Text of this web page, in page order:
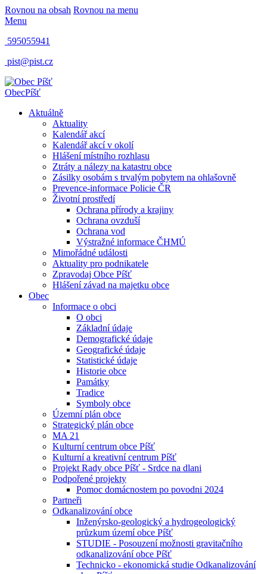
Rovnou na obsah Rovnou na menu
Menu
595055941
pist@pist.cz
ObecPíšť
Aktuálně
Aktuality
Kalendář akcí
Kalendář akcí v okolí
Hlášení místního rozhlasu
Ztráty a nálezy na katastru obce
Zásilky osobám s trvalým pobytem na ohlašovně
Prevence-informace Policie ČR
Životní prostředí
Ochrana přírody a krajiny
Ochrana ovzduší
Ochrana vod
Výstražné informace ČHMÚ
Mimořádné události
Aktuality pro podnikatele
Zpravodaj Obce Píšť
Hlášení závad na majetku obce
Obec
Informace o obci
O obci
Základní údaje
Demografické údaje
Geografické údaje
Statistické údaje
Historie obce
Památky
Tradice
Symboly obce
Územní plán obce
Strategický plán obce
MA 21
Kulturní centrum obce Píšť
Kulturní a kreativní centrum Píšť
Projekt Rady obce Píšť - Srdce na dlani
Podpořené projekty
Pomoc domácnostem po povodni 2024
Partneři
Odkanalizování obce
Inženýrsko-geologický a hydrogeologický
průzkum území obce Píšť
STUDIE - Posouzení možnosti gravitačního
odkanalizování obce Píšť
Technicko - ekonomická studie Odkanalizování